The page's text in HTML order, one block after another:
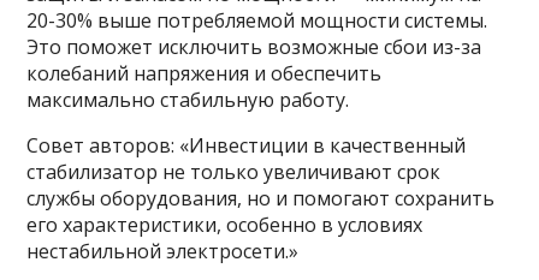
20-30% выше потребляемой мощности системы.
Это поможет исключить возможные сбои из-за
колебаний напряжения и обеспечить
максимально стабильную работу.
Совет авторов: «Инвестиции в качественный
стабилизатор не только увеличивают срок
службы оборудования, но и помогают сохранить
его характеристики, особенно в условиях
нестабильной электросети.»